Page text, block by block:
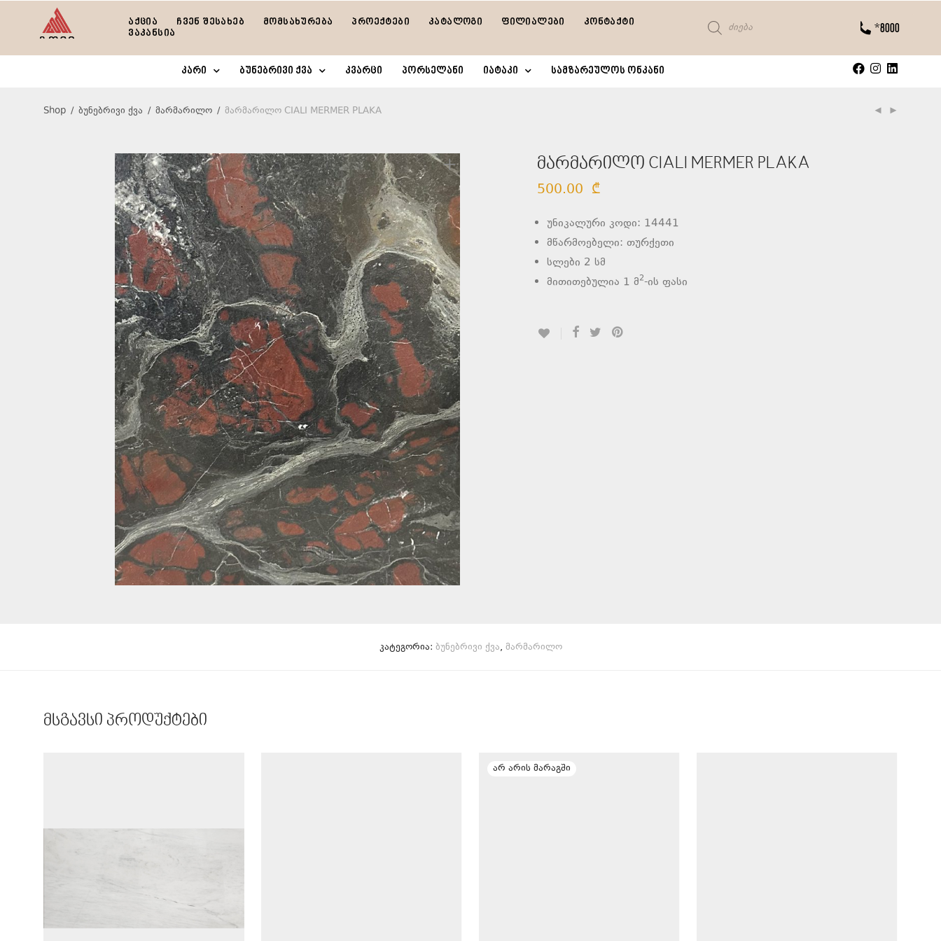
აქცია ჩვენ შესახებ მომსახურება პროექტები კატალოგი ფილიალები
კონტაქტი
ვაკანსია
*8000
კარი ბუნებრივი ქვა კვარცი პორსელანი იატაკი სამზარეულოს ონკანი
Shop / ბუნებრივი ქვა / მარმარილო / მარმარილო CIALI MERMER PLAKA
მარმარილო CIALI MERMER PLAKA
500.00 ₾
უნიკალური კოდი: 14441
მწარმოებელი: თურქეთი
სლები 2 სმ
მითითებულია 1 მ2-ის ფასი
კატეგორია: ბუნებრივი ქვა, მარმარილო
მსგავსი პროდუქტები